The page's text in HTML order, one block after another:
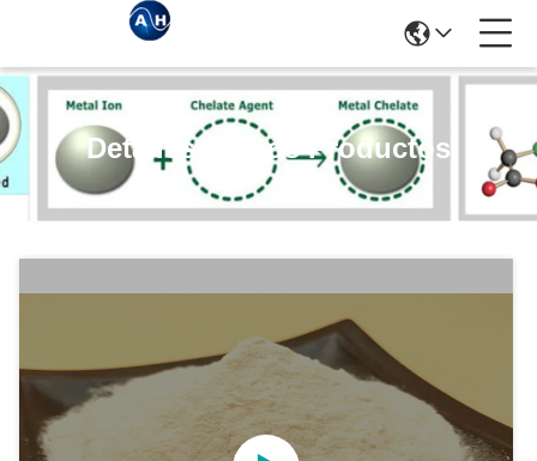
Detalles De Los Productos